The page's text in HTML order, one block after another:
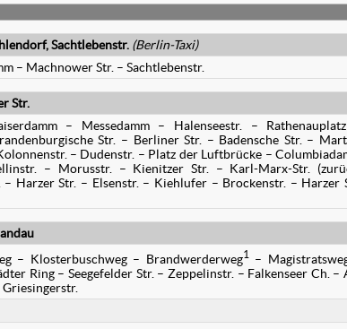
Sachtlebenstr. (Berlin-Taxi)
– Machnower Str. – Sachtlebenstr.
Str.
– Messedamm – Halenseestr. –
Str. – Berliner Str. – Badensche Str. –
– Dudenstr. – Platz der Luftbrücke –
– Morusstr. – Kienitzer Str. – Karl-Marx-Str.
Harzer Str. – Elsenstr. – Kiehlufer – Brockenstr. – Harzer
– Klosterbuschweg – Brandwerderweg1–
Ring – Seegefelder Str. – Zeppelinstr. – Falkenseer Ch. –